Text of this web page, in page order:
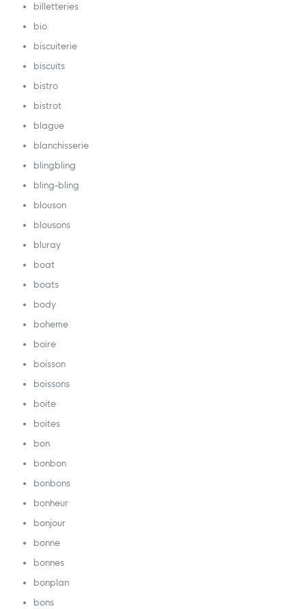
billetteries
bio
biscuiterie
biscuits
bistro
bistrot
blague
blanchisserie
blingbling
bling-bling
blouson
blousons
bluray
boat
boats
body
boheme
boire
boisson
boissons
boite
boites
bon
bonbon
bonbons
bonheur
bonjour
bonne
bonnes
bonplan
bons